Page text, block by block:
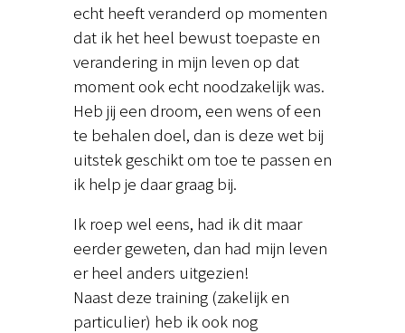
echt heeft veranderd op momenten
dat ik het heel bewust toepaste en
verandering in mijn leven op dat
moment ook echt noodzakelijk was.
Heb jij een droom, een wens of een
te behalen doel, dan is deze wet bij
uitstek geschikt om toe te passen en
ik help je daar graag bij.
Ik roep wel eens, had ik dit maar
eerder geweten, dan had mijn leven
er heel anders uitgezien!
Naast deze training (zakelijk en
particulier) heb ik ook nog